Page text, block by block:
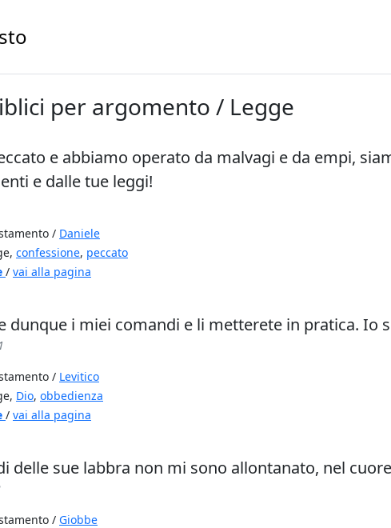
per argomento / Legge
e abbiamo operato da malvagi e da empi,
e dalle tue leggi!
/ Daniele
confessione, peccato
/ vai alla pagina
dunque i miei comandi e li metterete in pratica. Io
/ Levitico
Dio, obbedienza
/ vai alla pagina
delle sue labbra non mi sono allontanato, nel
/ Giobbe